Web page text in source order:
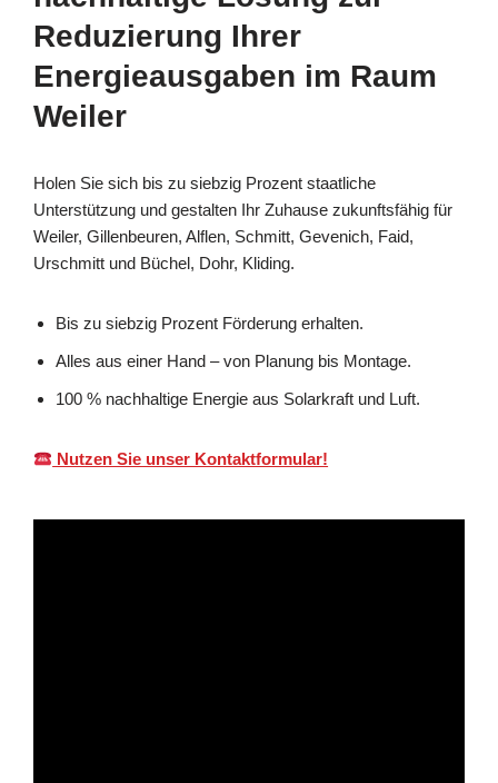
Reduzierung Ihrer
Energieausgaben im Raum
Weiler
Holen Sie sich bis zu siebzig Prozent staatliche
Unterstützung und gestalten Ihr Zuhause zukunftsfähig für
Weiler, Gillenbeuren, Alflen, Schmitt, Gevenich, Faid,
Urschmitt und Büchel, Dohr, Kliding.
Bis zu siebzig Prozent Förderung erhalten.
Alles aus einer Hand – von Planung bis Montage.
100 % nachhaltige Energie aus Solarkraft und Luft.
Nutzen Sie unser Kontaktformular!